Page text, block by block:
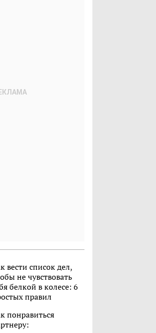
вести список дел,
не чувствовать
белкой в колесе: 6
правил
понравиться